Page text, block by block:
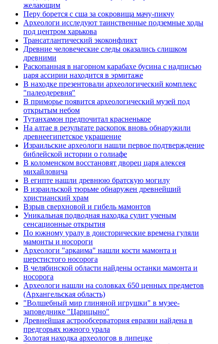
желающим
Перу борется с сша за сокровища мачу-пикчу
Археологи исследуют таинственные подземные ходы
под центром харькова
Трансатлантический экоконфликт
Древние человеческие следы оказались слишком
древними
Раскопанная в нагорном карабахе бусина с надписью
царя ассирии находится в эрмитаже
В находке презентовали археологический комплекс
"палеодеревня"
В приморье появится археологический музей под
открытым небом
Тутанхамон предпочитал красненькое
На алтае в результате раскопок вновь обнаружили
древнеегипетское украшение
Израильские археологи нашли первое подтверждение
библейской истории о голиафе
В коломенском восстановят дворец царя алексея
михайловича
В египте нашли древнюю братскую могилу
В израильской тюрьме обнаружен древнейший
христианский храм
Взрыв сверхновой и гибель мамонтов
Уникальная подводная находка сулит ученым
сенсационные открытия
По южному уралу в доисторические времена гуляли
мамонты и носороги
Археологи "аркаима" нашли кости мамонта и
шерстистого носорога
В челябинской области найдены останки мамонта и
носорога
Археологи нашли на соловках 650 ценных предметов
(Архангельская область)
"Волшебный мир глиняной игрушки" в музее-
заповеднике "Царицыно"
Древнейшая астрообсерватория евразии найдена в
предгорьях южного урала
Золотая находка археологов в липецке